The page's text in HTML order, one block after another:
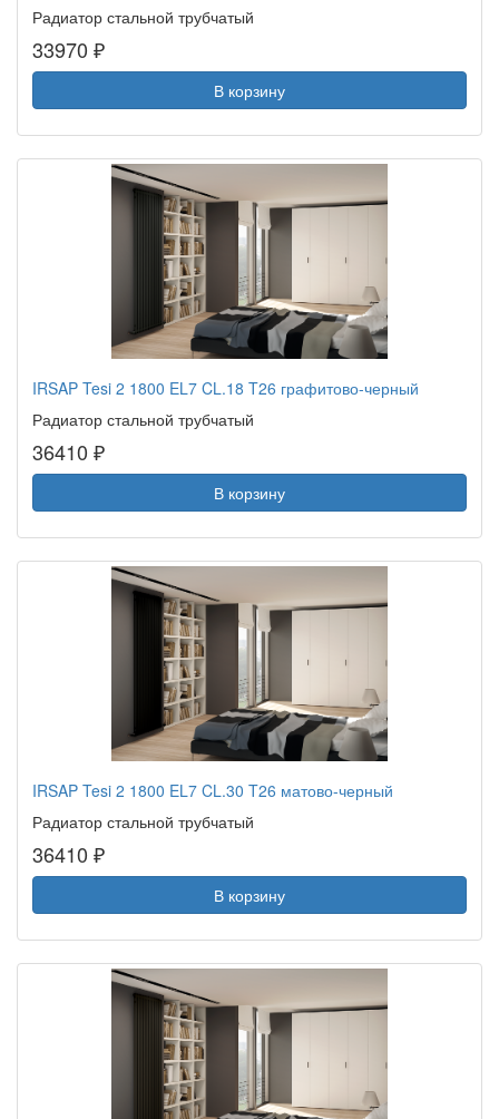
Радиатор стальной трубчатый
33970 ₽
В корзину
IRSAP Tesi 2 1800 EL7 CL.18 T26 графитово-черный
Радиатор стальной трубчатый
36410 ₽
В корзину
IRSAP Tesi 2 1800 EL7 CL.30 T26 матово-черный
Радиатор стальной трубчатый
36410 ₽
В корзину